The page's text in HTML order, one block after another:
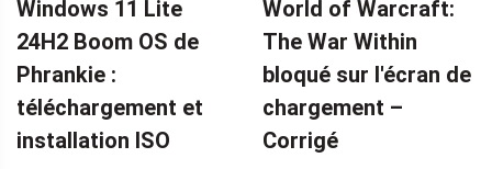
Windows 11 Lite
24H2 Boom OS de
Phrankie :
téléchargement et
installation ISO
World of Warcraft:
The War Within
bloqué sur l'écran de
chargement – ​​
Corrigé